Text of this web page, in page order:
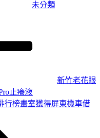
未分類
新竹老花眼
止癢液
行榜畫室獲得屏東機車借